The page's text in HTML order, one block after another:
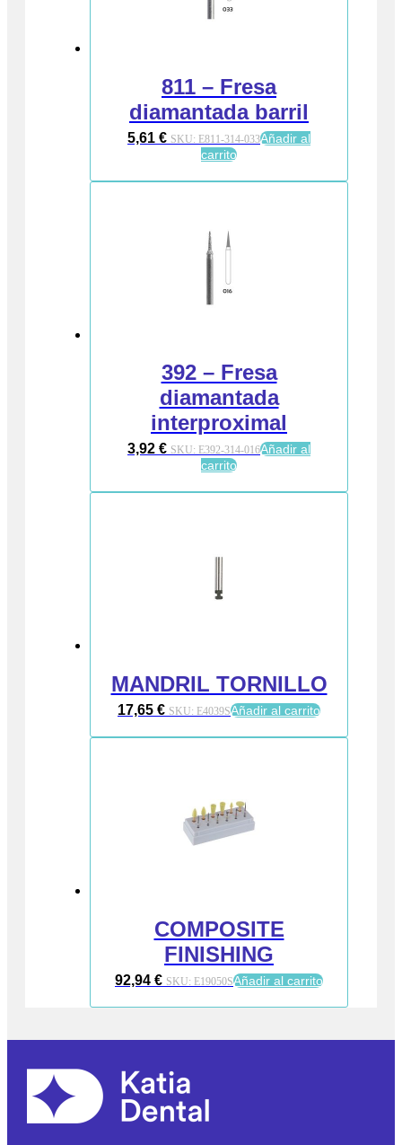
811 – Fresa
diamantada barril
5,61 € SKU: E811-314-033Añadir al
carrito
392 – Fresa
diamantada
interproximal
3,92 € SKU: E392-314-016Añadir al
carrito
MANDRIL TORNILLO
17,65 € SKU: E4039SAñadir al carrito
COMPOSITE
FINISHING
92,94 € SKU: E19050SAñadir al carrito